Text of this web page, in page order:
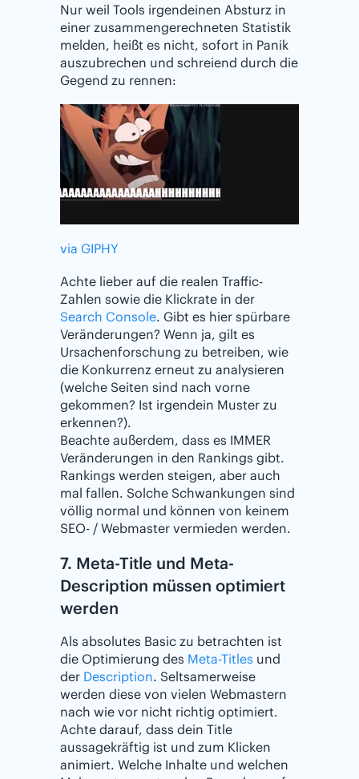
Nur weil Tools irgendeinen Absturz in
einer zusammengerechneten Statistik
melden, heißt es nicht, sofort in Panik
auszubrechen und schreiend durch die
Gegend zu rennen:
via GIPHY
Achte lieber auf die realen Traffic-
Zahlen sowie die Klickrate in der
Search Console. Gibt es hier spürbare
Veränderungen? Wenn ja, gilt es
Ursachenforschung zu betreiben, wie
die Konkurrenz erneut zu analysieren
(welche Seiten sind nach vorne
gekommen? Ist irgendein Muster zu
erkennen?).
Beachte außerdem, dass es IMMER
Veränderungen in den Rankings gibt.
Rankings werden steigen, aber auch
mal fallen. Solche Schwankungen sind
völlig normal und können von keinem
SEO- / Webmaster vermieden werden.
7. Meta-Title und Meta-
Description müssen optimiert
werden
Als absolutes Basic zu betrachten ist
die Optimierung des Meta-Titles und
der Description. Seltsamerweise
werden diese von vielen Webmastern
nach wie vor nicht richtig optimiert.
Achte darauf, dass dein Title
aussagekräftig ist und zum Klicken
animiert. Welche Inhalte und welchen